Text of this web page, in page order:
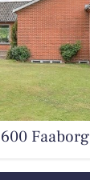
Faaborg